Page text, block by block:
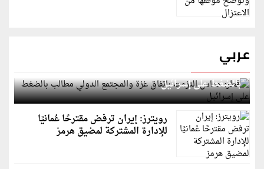
عربي
قطر: حماس التزمت باتفاق غزة والمجتمع الدولي مطالب
بالضغط على إسرائيل
رويترز: إيران ترفض مقترحًا عُمانيًا
للإدارة المشتركة لمضيق هرمز